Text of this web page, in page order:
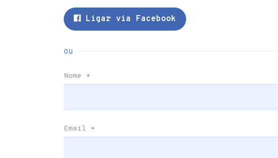
Ligar via Facebook
ou
Nome *
Email *